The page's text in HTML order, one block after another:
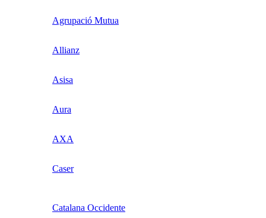
Agrupació Mutua
Allianz
Asisa
Aura
AXA
Caser
Catalana Occidente